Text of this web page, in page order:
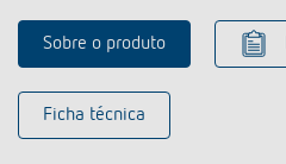
Sobre o produto
Ficha técnica